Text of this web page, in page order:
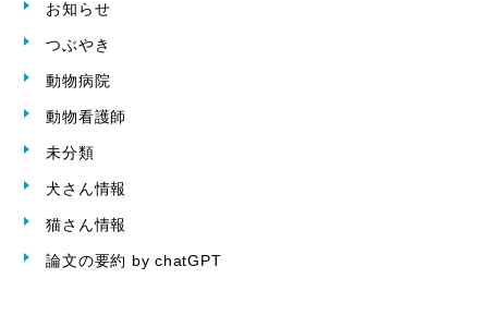
お知らせ
つぶやき
動物病院
動物看護師
未分類
犬さん情報
猫さん情報
論文の要約 by chatGPT